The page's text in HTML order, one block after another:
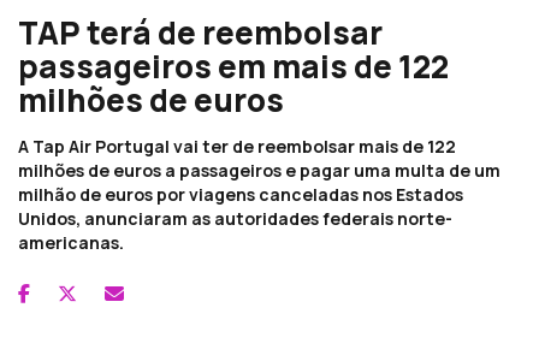
TAP terá de reembolsar
passageiros em mais de 122
milhões de euros
A Tap Air Portugal vai ter de reembolsar mais de 122
milhões de euros a passageiros e pagar uma multa de um
milhão de euros por viagens canceladas nos Estados
Unidos, anunciaram as autoridades federais norte-
americanas.